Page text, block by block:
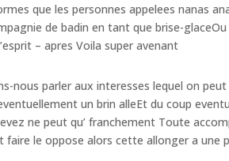
que les personnes appelees nanas
de badin en tant que brise-
– apres Voila super avenant
nous parler aux interesses lequel on
un brin alleEt du coup
ne peut qu’ franchement Toute
faire le oppose alors cette allonger a une